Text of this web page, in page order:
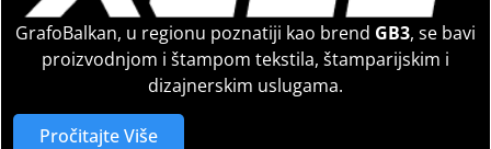
GrafoBalkan, u regionu poznatiji kao brend GB3, se bavi
proizvodnjom i štampom tekstila, štamparijskim i
dizajnerskim uslugama.
Pročitajte Više